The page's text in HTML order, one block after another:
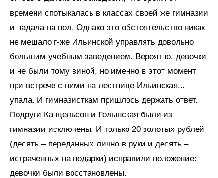
времени спотыкалась в классах своей же гимназии
и падала на пол. Однако это обстоятельство никак
не мешало г-же Ильинской управлять довольно
большим учебным заведением. Вероятно, девочки
и не были тому виной, но именно в этот момент
при встрече с ними на лестнице Ильинская...
упала. И гимназисткам пришлось держать ответ.
Подруги Канцельсон и Голынская были из
гимназии исключены. И только 20 золотых рублей
(десять – переданных лично в руки и десять –
истраченных на подарки) исправили положение:
девочки были восстановлены.